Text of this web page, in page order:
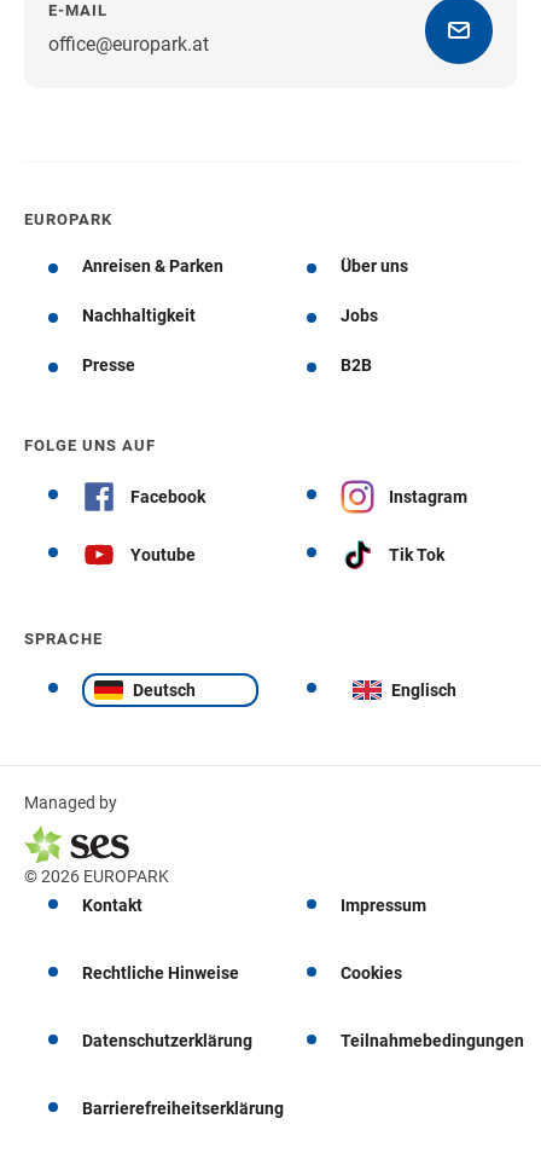
E-MAIL
office@europark.atWegbeschreibung erhalten
EUROPARK
Anreisen & Parken Über uns
Nachhaltigkeit Jobs
Presse B2B
FOLGE UNS AUF
Facebook Instagram
Youtube Tik Tok
SPRACHE
Deutsch Englisch
Managed by
© 2026 EUROPARK
Kontakt
Impressum
Rechtliche Hinweise Cookies
Datenschutzerklärung Teilnahmebedingungen
Barrierefreiheitserklärung